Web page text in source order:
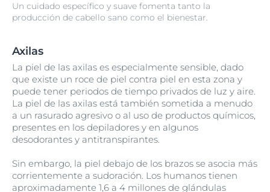
Un cuidado específico y suave fomenta tanto la
producción de cabello sano como el bienestar.
Axilas
La piel de las axilas es especialmente sensible, dado
que existe un roce de piel contra piel en esta zona y
puede tener periodos de tiempo privados de luz y aire.
La piel de las axilas está también sometida a menudo
a un rasurado agresivo o al uso de productos químicos,
presentes en los depiladores y en algunos
desodorantes y antitranspirantes.
Sin embargo, la piel debajo de los brazos se asocia más
corrientemente a sudoración. Los humanos tienen
aproximadamente 1,6 a 4 millones de glándulas